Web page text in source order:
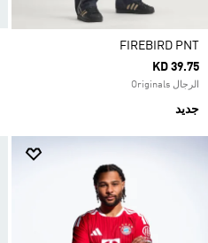
FIREBIRD PNT
KD 39.75
الرجال Originals
جديد